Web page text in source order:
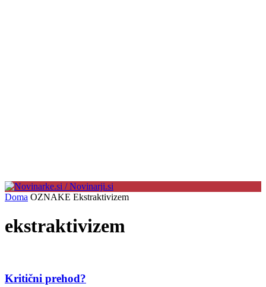
Doma OZNAKE Ekstraktivizem
ekstraktivizem
Kritični prehod?